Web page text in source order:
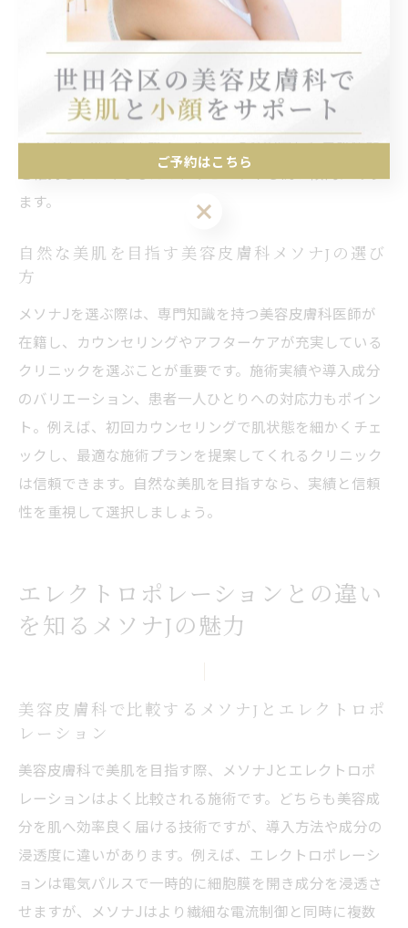
化を感じられる点が評価されています。多くの方が「す
ぐに効果を実感できた」「肌がしっとりして化粧のりが
良くなった」と語ります。施術後のダウンタイムがほと
んどなく、日常生活に支障をきたさない点も大きなメリ
ットです。施術を重ねることで、より安定した美肌状態
を維持しやすくなるため、リピート率も高い傾向にあり
ます。
自然な美肌を目指す美容皮膚科メソナJの選び
方
メソナJを選ぶ際は、専門知識を持つ美容皮膚科医師が
在籍し、カウンセリングやアフターケアが充実している
クリニックを選ぶことが重要です。施術実績や導入成分
のバリエーション、患者一人ひとりへの対応力もポイン
ト。例えば、初回カウンセリングで肌状態を細かくチェ
ックし、最適な施術プランを提案してくれるクリニック
は信頼できます。自然な美肌を目指すなら、実績と信頼
性を重視して選択しましょう。
エレクトロポレーションとの違い
を知るメソナJの魅力
美容皮膚科で比較するメソナJとエレクトロポ
レーション
美容皮膚科で美肌を目指す際、メソナJとエレクトロポ
レーションはよく比較される施術です。どちらも美容成
分を肌へ効率良く届ける技術ですが、導入方法や成分の
浸透度に違いがあります。例えば、エレクトロポレーシ
ョンは電気パルスで一時的に細胞膜を開き成分を浸透さ
せますが、メソナJはより繊細な電流制御と同時に複数
ご予約はこちら
ご予約はこちら